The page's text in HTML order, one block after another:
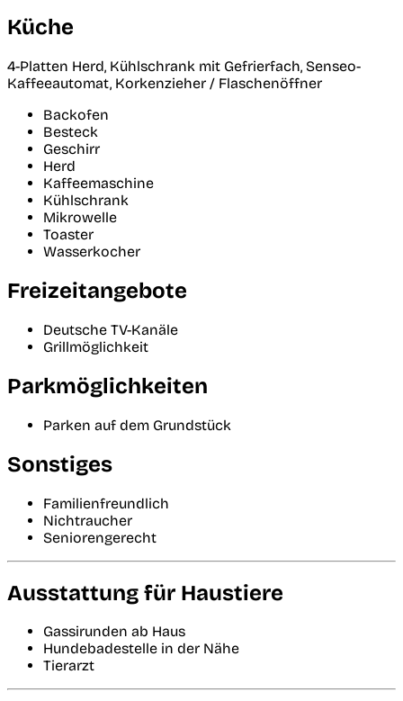
Küche
4-Platten Herd, Kühlschrank mit Gefrierfach, Senseo-
Kaffeeautomat, Korkenzieher / Flaschenöffner
Backofen
Besteck
Geschirr
Herd
Kaffeemaschine
Kühlschrank
Mikrowelle
Toaster
Wasserkocher
Freizeitangebote
Deutsche TV-Kanäle
Grillmöglichkeit
Parkmöglichkeiten
Parken auf dem Grundstück
Sonstiges
Familienfreundlich
Nichtraucher
Seniorengerecht
Ausstattung für Haustiere
Gassirunden ab Haus
Hundebadestelle in der Nähe
Tierarzt